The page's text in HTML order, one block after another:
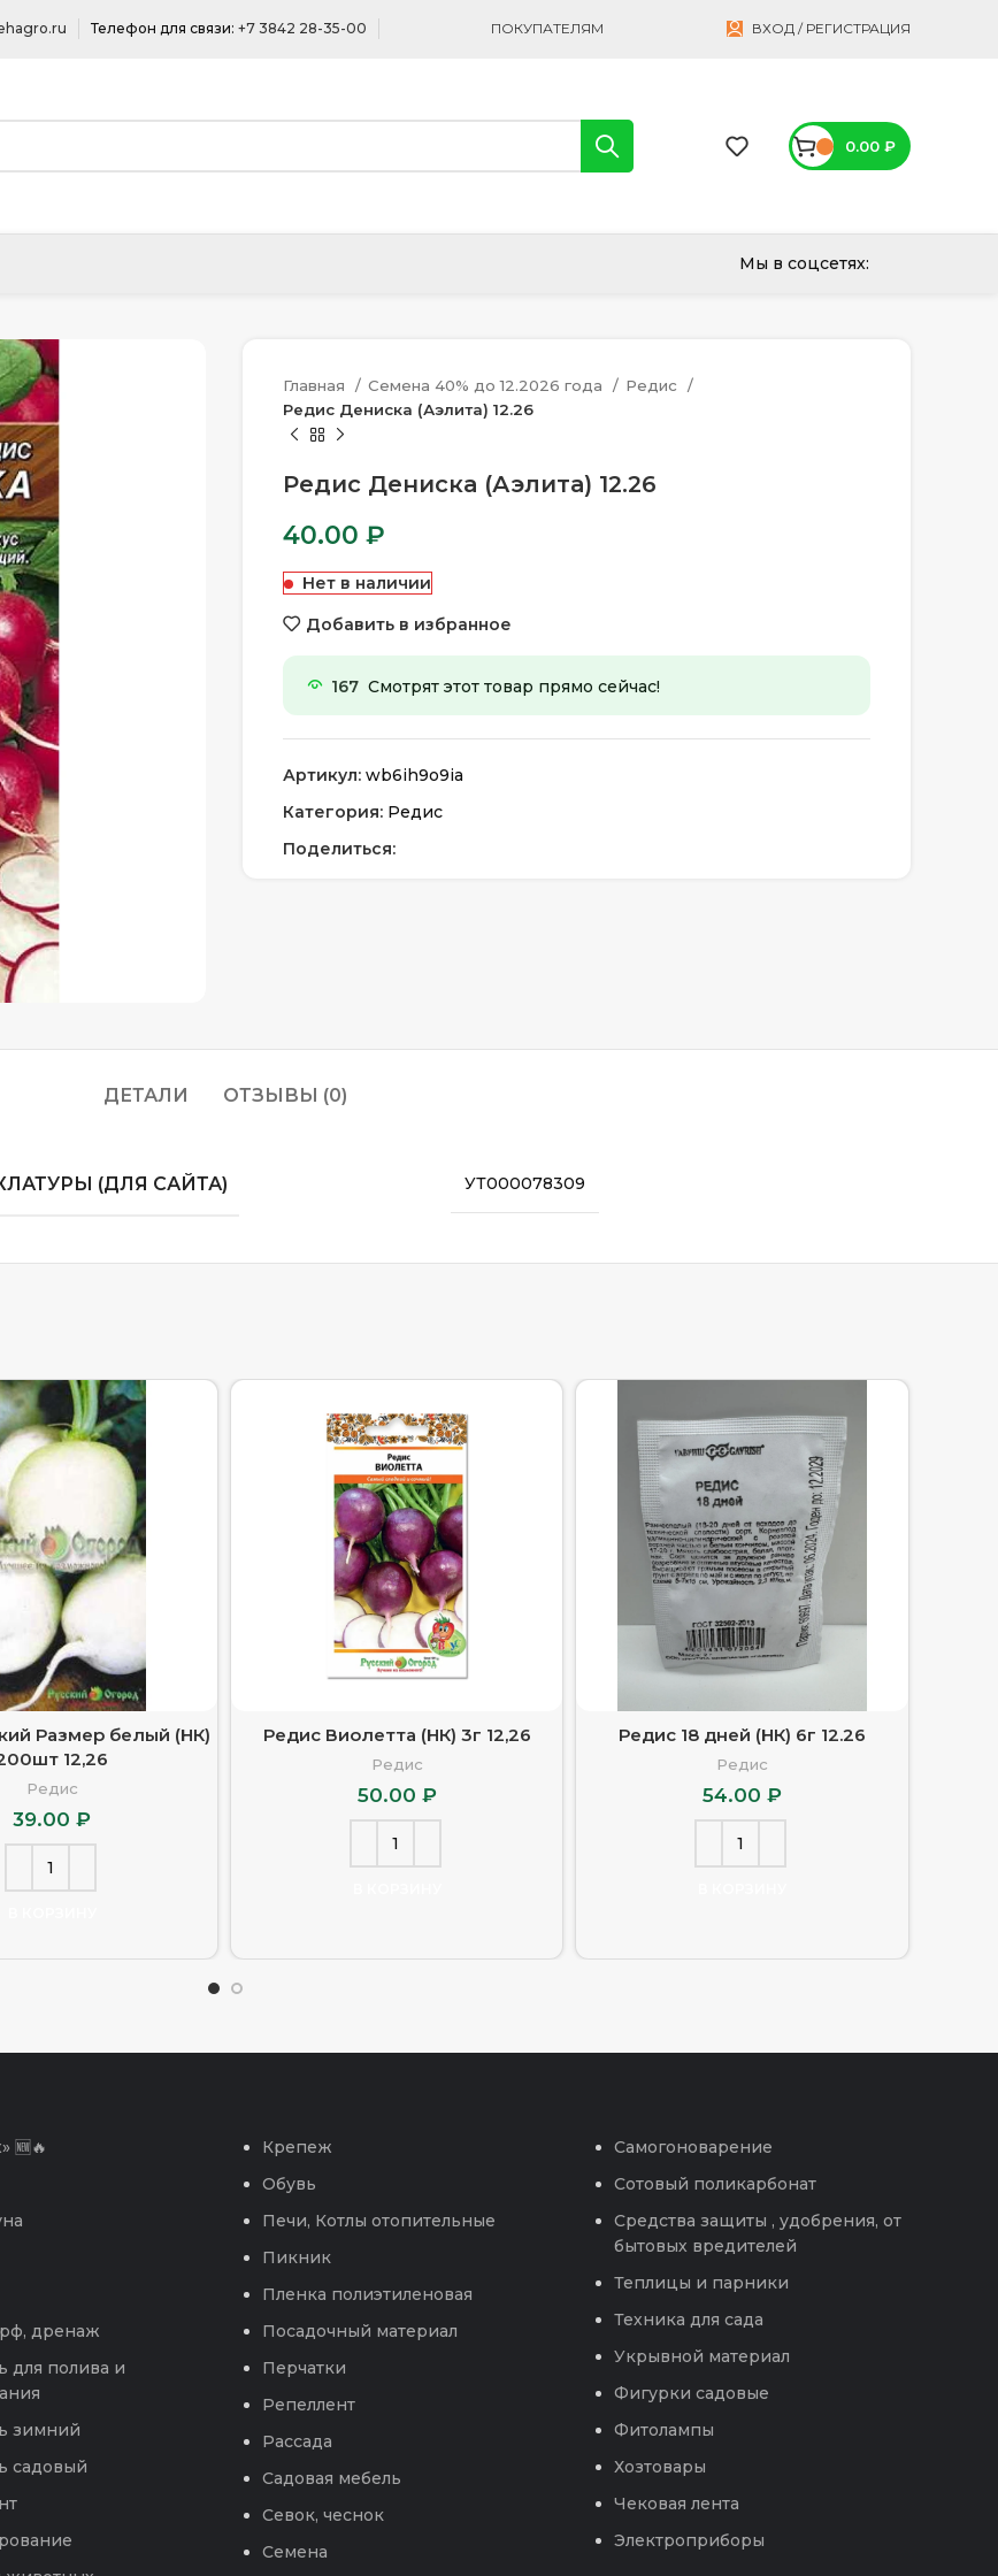
Телефон для связи: +7 3842 28-35-00 ПОКУПАТЕЛЯМ ВХОД / РЕГИСТРАЦИЯ
0.00 ₽
Мы в соцсетях:
Главная Семена 40% до 12.2026 года
Редис
Редис Дениска (Аэлита) 12.26
Редис Дениска (Аэлита) 12.26
40.00 ₽
Нет в наличии
Добавить в избранное
167 Смотрят этот товар прямо сейчас!
Артикул: wb6ih9o9ia
Категория: Редис
Поделиться:
ДЕТАЛИ ОТЗЫВЫ (0)
(ДЛЯ САЙТА) УТ000078309
Размер белый (НК)
12,26
Редис
39.00₽
Редис Виолетта (НК) 3г 12,26
Редис
50.00 ₽
Редис 18 дней (НК) 6г 12.26
Редис
54.00 ₽
🆕🔥
дренаж
для полива и
зимний
садовый
Крепеж
Обувь
Печи, Котлы отопительные
Пикник
Пленка полиэтиленовая
Посадочный материал
Перчатки
Репеллент
Рассада
Садовая мебель
Севок, чеснок
Семена
Самогоноварение
Сотовый поликарбонат
Средства защиты , удобрения, от
бытовых вредителей
Теплицы и парники
Техника для сада
Укрывной материал
Фигурки садовые
Фитолампы
Хозтовары
Чековая лента
Электроприборы